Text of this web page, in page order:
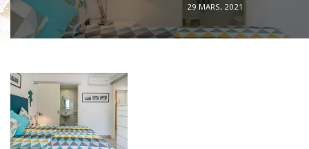
29 MARS, 2021